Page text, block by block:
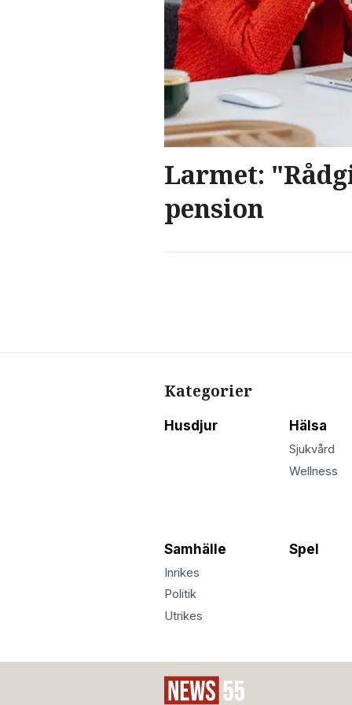
Larmet:
pension
Kategorier
Husdjur Hälsa
Sjukvård
Wellness
Samhälle
Inrikes
Politik
Utrikes
Spel